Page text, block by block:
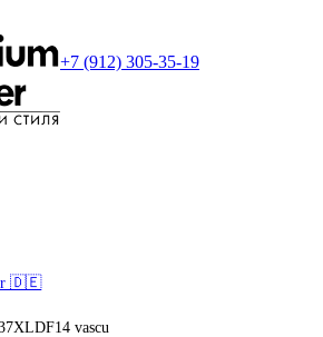
+7 (912) 305-35-19
🇩🇪
vascu